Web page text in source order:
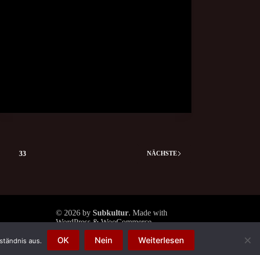
33 NÄCHSTE
© 2026 by Subkultur. Made with
WordPress & WooCommerce.
Subkulturis a division ofPeriplaneta
Berlin
aus. OK Nein Weiterlesen